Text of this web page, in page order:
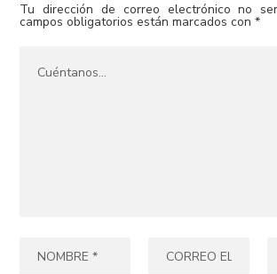
Tu dirección de correo electrónico no
campos obligatorios están marcados con*